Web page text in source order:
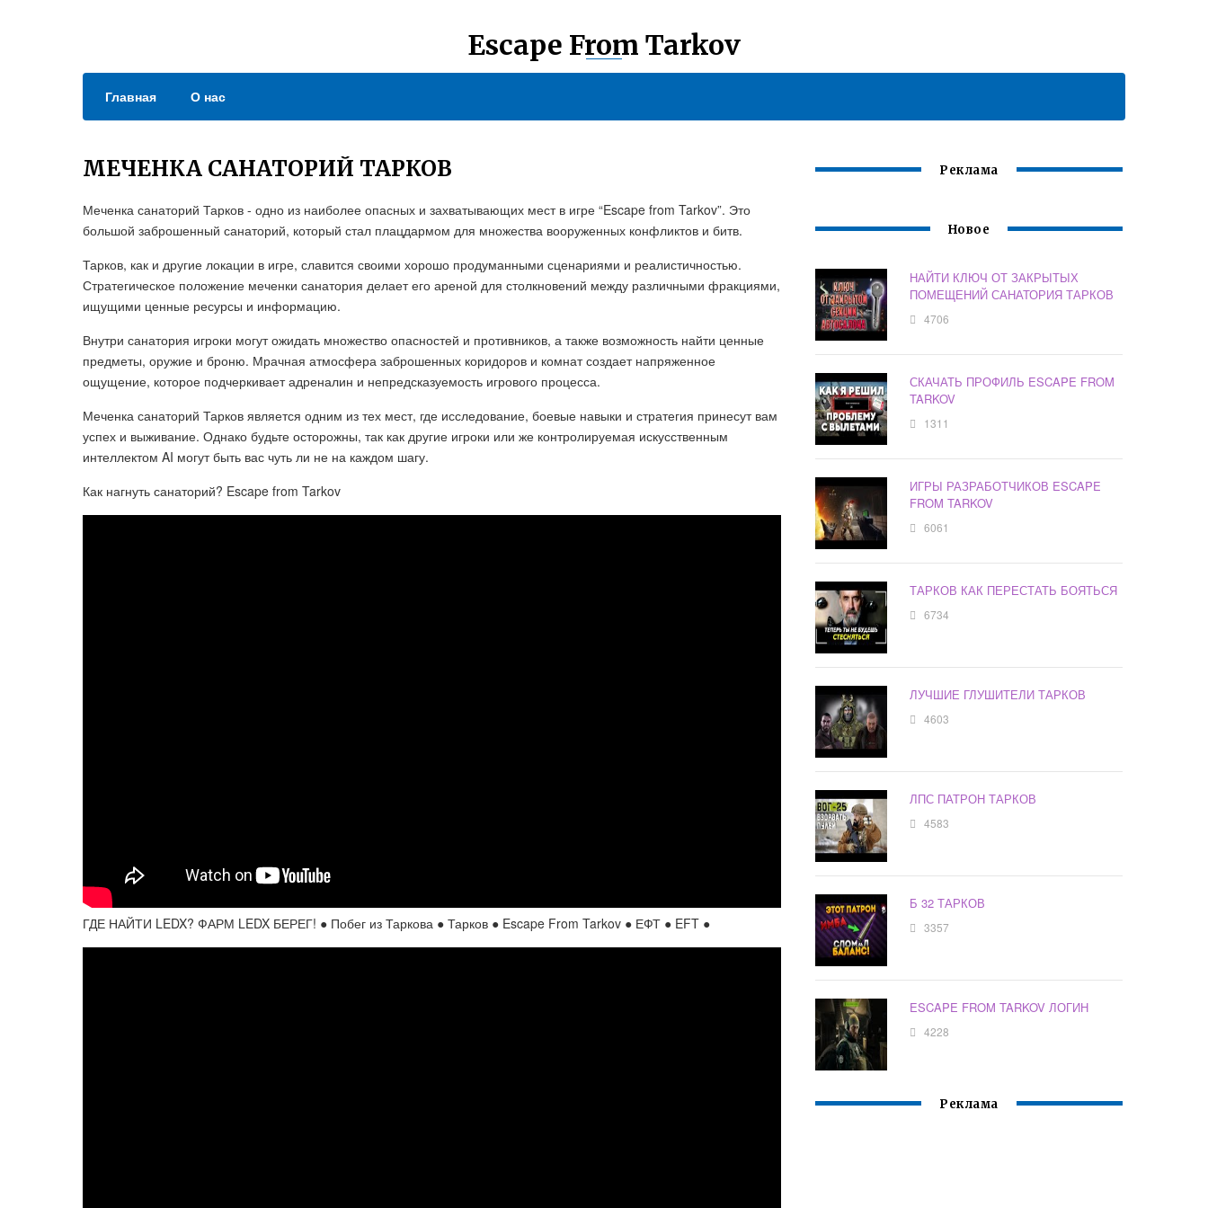
Escape From Tarkov
Главная О нас
МЕЧЕНКА САНАТОРИЙ ТАРКОВ
Меченка санаторий Тарков - одно из наиболее опасных и захватывающих мест в игре “Escape from Tarkov”. Это
большой заброшенный санаторий, который стал плацдармом для множества вооруженных конфликтов и битв.
Тарков, как и другие локации в игре, славится своими хорошо продуманными сценариями и реалистичностью.
Стратегическое положение меченки санатория делает его ареной для столкновений между различными фракциями,
ищущими ценные ресурсы и информацию.
Внутри санатория игроки могут ожидать множество опасностей и противников, а также возможность найти ценные
предметы, оружие и броню. Мрачная атмосфера заброшенных коридоров и комнат создает напряженное
ощущение, которое подчеркивает адреналин и непредсказуемость игрового процесса.
Меченка санаторий Тарков является одним из тех мест, где исследование, боевые навыки и стратегия принесут вам
успех и выживание. Однако будьте осторожны, так как другие игроки или же контролируемая искусственным
интеллектом AI могут быть вас чуть ли не на каждом шагу.
Как нагнуть санаторий? Escape from Tarkov
ГДЕ НАЙТИ LEDX? ФАРМ LEDX БЕРЕГ! ● Побег из Таркова ● Тарков ● Escape From Tarkov ● ЕФТ ● EFT ●
Реклама
Новое
НАЙТИ КЛЮЧ ОТ ЗАКРЫТЫХ
ПОМЕЩЕНИЙ САНАТОРИЯ ТАРКОВ
4706
СКАЧАТЬ ПРОФИЛЬ ESCAPE FROM
TARKOV
1311
ИГРЫ РАЗРАБОТЧИКОВ ESCAPE
FROM TARKOV
6061
ТАРКОВ КАК ПЕРЕСТАТЬ БОЯТЬСЯ
6734
ЛУЧШИЕ ГЛУШИТЕЛИ ТАРКОВ
4603
ЛПС ПАТРОН ТАРКОВ
4583
Б 32 ТАРКОВ
3357
ESCAPE FROM TARKOV ЛОГИН
4228
Реклама